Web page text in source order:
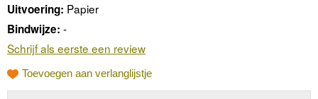
Uitvoering: Papier
Bindwijze: -
Schrijf als eerste een review
Toevoegen aan verlanglijstje